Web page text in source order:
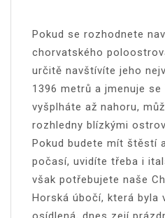
Pokud se rozhodnete
chorvatského
určitě navštívíte jeho
1396 metrů a jmenuje se
vyšplháte až nahoru,
rozhledny blízkými
Pokud budete mít štěstí
počasí, uvidíte třeba i
však potřebujete naše
Horská úbočí, která byla